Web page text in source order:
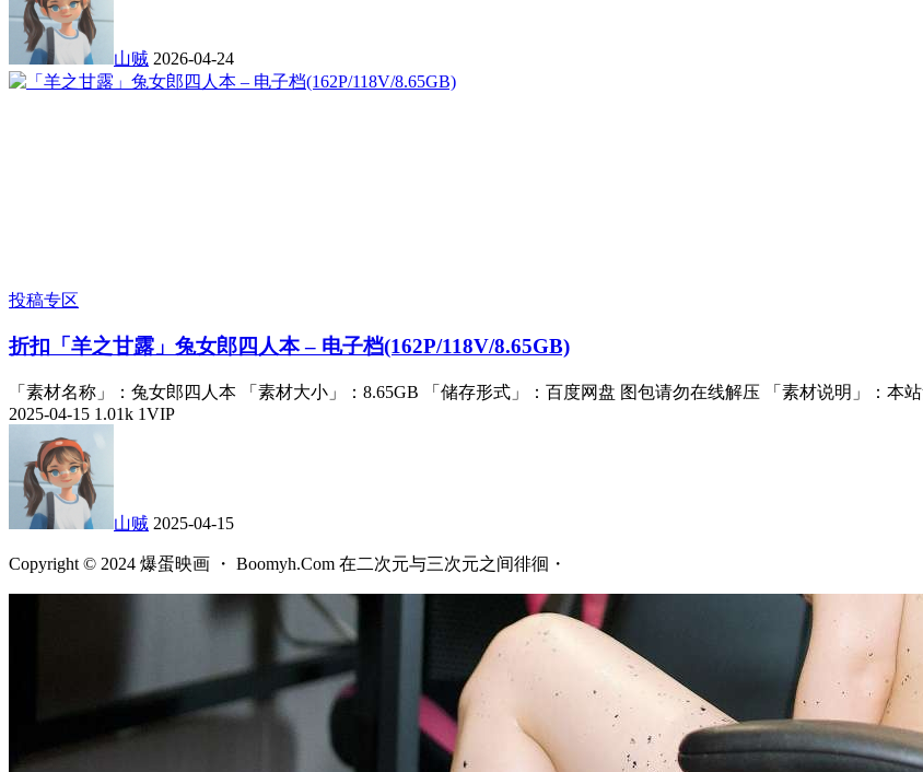
山贼 2026-04-24
投稿专区
折扣 「羊之甘露」兔女郎四人本 – 电子档(162P/118V/8.65GB)
「素材名称」：兔女郎四人本 「素材大小」：8.65GB 「储存形式」：百度网盘 图包请勿在线解压 「素材说明」：本
2025-04-15 1.01k 1VIP
山贼 2025-04-15
Copyright © 2024 爆蛋映画 ・ Boomyh.Com 在二次元与三次元之间徘徊・